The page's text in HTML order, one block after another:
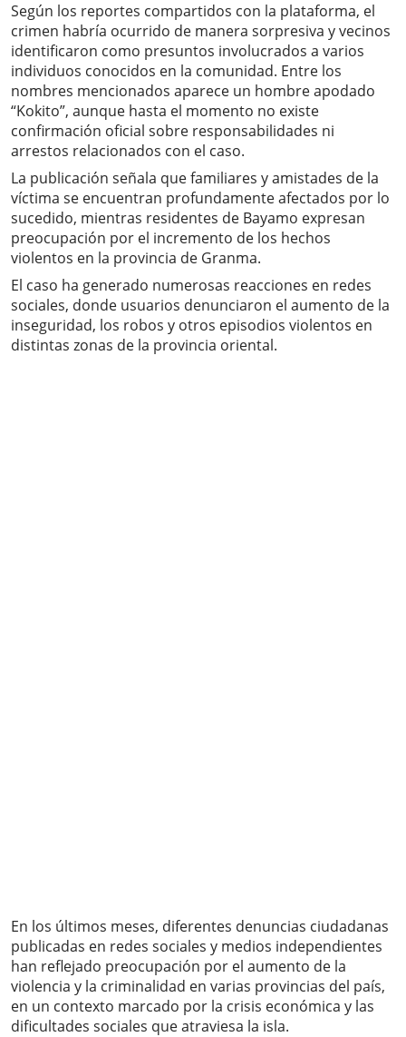
Según los reportes compartidos con la plataforma, el
crimen habría ocurrido de manera sorpresiva y vecinos
identificaron como presuntos involucrados a varios
individuos conocidos en la comunidad. Entre los
nombres mencionados aparece un hombre apodado
“Kokito”, aunque hasta el momento no existe
confirmación oficial sobre responsabilidades ni
arrestos relacionados con el caso.
La publicación señala que familiares y amistades de la
víctima se encuentran profundamente afectados por lo
sucedido, mientras residentes de Bayamo expresan
preocupación por el incremento de los hechos
violentos en la provincia de Granma.
El caso ha generado numerosas reacciones en redes
sociales, donde usuarios denunciaron el aumento de la
inseguridad, los robos y otros episodios violentos en
distintas zonas de la provincia oriental.
En los últimos meses, diferentes denuncias ciudadanas
publicadas en redes sociales y medios independientes
han reflejado preocupación por el aumento de la
violencia y la criminalidad en varias provincias del país,
en un contexto marcado por la crisis económica y las
dificultades sociales que atraviesa la isla.